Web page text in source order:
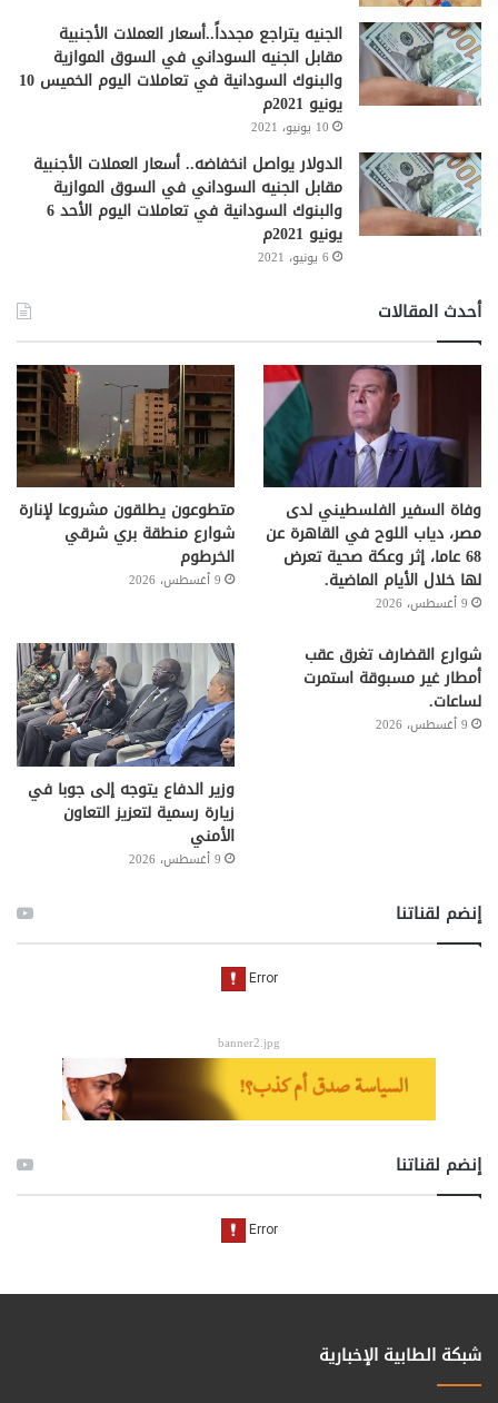
الجنيه يتراجع مجدداً..أسعار العملات الأجنبية
مقابل الجنيه السوداني في السوق الموازية
والبنوك السودانية في تعاملات اليوم الخميس 10
يونيو 2021م
10 يونيو، 2021
الدولار يواصل انخفاضه.. أسعار العملات الأجنبية
مقابل الجنيه السوداني في السوق الموازية
والبنوك السودانية في تعاملات اليوم الأحد 6
يونيو 2021م
6 يونيو، 2021
أحدث المقالات
وفاة السفير الفلسطيني لدى
مصر، دياب اللوح في القاهرة عن
68 عاما، إثر وعكة صحية تعرض
لها خلال الأيام الماضية.
9 أغسطس، 2026
متطوعون يطلقون مشروعا لإنارة
شوارع منطقة بري شرقي
الخرطوم
9 أغسطس، 2026
شوارع القضارف تغرق عقب
أمطار غير مسبوقة استمرت
لساعات.
9 أغسطس، 2026
وزير الدفاع يتوجه إلى جوبا في
زيارة رسمية لتعزيز التعاون
الأمني
9 أغسطس، 2026
إنضم لقناتنا
banner2.jpg
إنضم لقناتنا
شبكة الطابية الإخبارية